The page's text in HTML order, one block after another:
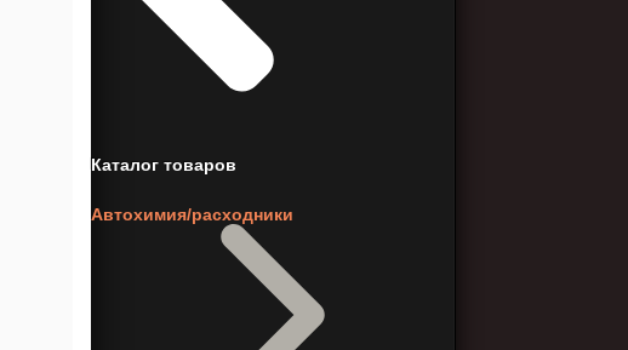
Каталог товаров
Автохимия/расходники